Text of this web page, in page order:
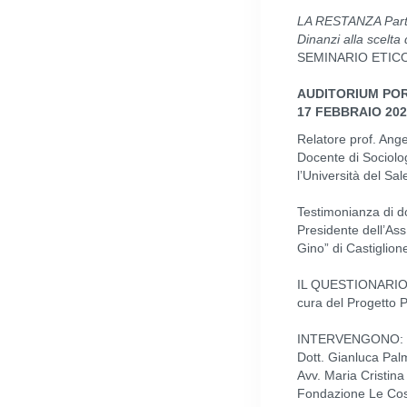
LA RESTANZA
Dinanzi alla scelta
SEMINARIO
AUDITORIUM
17 FEBBRAIO
Relatore prof.
Docente di
l’Università del
Testimonianza di
Presidente
Gino” di
IL
cura del Progetto
INTERVENGONO:
Dott. Gianluca
Avv. Maria
Fondazione Le